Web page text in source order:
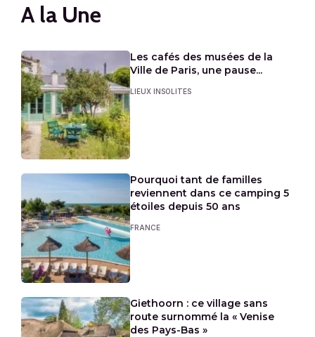
A la Une
Les cafés des musées de la
Ville de Paris, une pause...
LIEUX INSOLITES
Pourquoi tant de familles
reviennent dans ce camping 5
étoiles depuis 50 ans
FRANCE
Giethoorn : ce village sans
route surnommé la « Venise
des Pays-Bas »